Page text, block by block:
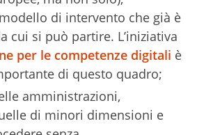
di intervento che già è
cui si può partire. L’iniziativa
per le competenze digitali è
di questo quadro;
amministrazioni,
di minori dimensioni e